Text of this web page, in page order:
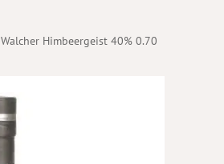
Walcher Himbeergeist 40% 0.70